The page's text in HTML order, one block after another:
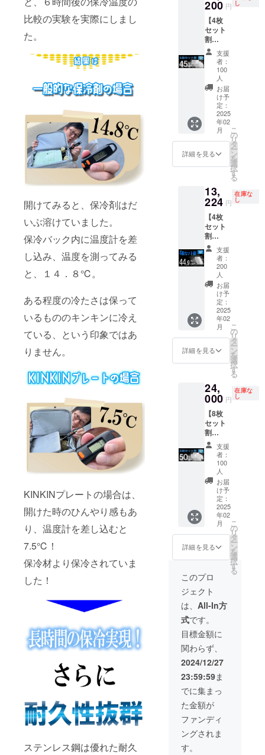
比較の実験を実際にしまし
た。
開けてみると、保冷剤はだ
いぶ溶けていました。
保冷バック内に温度計を差
し込み、温度を測ってみる
と、１４．８℃。
ある程度の冷たさは保って
いるもののキンキンに冷え
ている、という印象ではあ
りません。
KINKINプレートの場合は、
開けた時のひんやり感もあ
り、温度計を差し込むと
7.5℃！
保冷材より保冷されていま
した！
ステンレス鋼は優れた耐久
申し上げま
●プロジェク
ト情報や限
ン、100％還
ペーン情報
を読者限定
で配信中！
も商品
が届か
ない場
合は
キャン
プファ
イヤー
のメッ
セージ
よりご
連絡く
ださ
い。
ます。
※商品代
を安く
する為
に工数
削減を
してお
り、出
荷連絡
は致し
ませ
ん。お
届け予
定日に
なって
も商品
キャン
プファ
イヤー
のメッ
セージ
よりご
連絡く
ださ
い。
締めで
翌月に
配送処
理をし
ていき
ます。
配送処
理後、
早くて
１５
日、遅
くて４
５日程
お届け
までか
かりま
す。 ※
製造状
り出荷
時期が
遅れる
場合が
ござい
ます。
※商品代
を安く
する為
に工数
削減を
してお
り、出
荷連絡
は致し
ませ
ん。お
届け予
が届か
ない場
合は
キャン
プファ
イヤー
のメッ
セージ
よりご
連絡く
ださ
い。
ボック
スや発
泡スチ
ロール
の箱に
入れて
お使い
くださ
い。
【配送
時期】
CAMPF
IREの仕
様上お
届け月
ファン
終了後
ており
ます
が、毎
月月末
締めで
翌月に
配送処
理をし
ていき
ます。
配送処
理後、
早くて
１５
日、遅
くて４
５日程
お届け
までか
かりま
製造状
況によ
り出荷
時期が
遅れる
場合が
ござい
ます。
※商品代
を安く
する為
に工数
削減を
してお
り、出
荷連絡
は致し
ませ
定日に
なって
も商品
が届か
ない場
合は
キャン
プファ
イヤー
のメッ
セージ
よりご
連絡く
ださ
い。
定価
6,000
円）× 3
枚
BBQ（
バーベ
キュー
）、ピ
クニッ
ク、ア
ウトド
ア、
キャン
プ、生
ものの
帰り等
でクー
スや発
泡スチ
ロール
の箱に
入れて
お使い
くださ
い。
【配送
時期】
CAMPF
IREの仕
様上お
届け月
はクラ
ファン
になっ
ており
が、毎
月月末
締めで
翌月に
配送処
理をし
ていき
ます。
配送処
理後、
早くて
１５
日、遅
くて４
５日程
お届け
までか
かりま
す。 ※
製造状
況によ
り出荷
時期が
遅れる
場合が
ござい
ます。
※商品代
を安く
する為
に工数
削減を
してお
り、出
荷連絡
は致し
ませ
ん。お
200 円 し
【4枚
セット
割
45％OF
F】100
名限定
KINKIN
board4
枚 定価
24,000
→13,20
（税・
送料
board（
定価
6,000
円）× 4
枚
BBQ（
バーベ
キュー
）、ピ
クニッ
ク、ア
ウトド
ア、
キャン
プ、生
ものの
帰り等
でクー
スや発
泡スチ
ロール
の箱に
入れて
お使い
くださ
い。
【配送
時期】
CAMPF
IREの仕
様上お
届け月
はクラ
ファン
になっ
ており
が、毎
月月末
締めで
翌月に
配送処
理をし
ていき
ます。
配送処
理後、
早くて
１５
日、遅
くて４
５日程
お届け
までか
かりま
支援
者：
100
人
お届
け予
定：
2025
年02
月
詳細を見る
こ
の
リ
タ
ー
ン
を
選
択
す
る
13,
224 円
在庫な
し
【4枚
セット
割
44.9％O
FF】
200名限
KINKIN
PLATE4
枚 定価
24,000
→13,22
4円
■KINKI
N-
PLATE
（定価
6,000
円）× 4
枚
BBQ（
バーベ
キュー
）、ピ
クニッ
ク、ア
ウトド
ア、
キャン
ものの
お持ち
でクー
ラー
ボック
スや発
ロール
の箱に
入れて
お使い
くださ
い。
【配送
時期】
CAMPF
IREの仕
様上お
届け月
はクラ
支援
者：
200
人
お届
け予
定：
2025
年02
月
詳細を見る
こ
の
リ
タ
ー
ン
を
選
択
す
る
24,
000 円
在庫な
し
【8枚
セット
割
50％OF
F】100
名限定
KINKIN
board8
枚 定価
48,000
→24,00
（税・
送料
N
board（
定価
6,000
円）× 8
枚
BBQ（
バーベ
キュー
）、ピ
クニッ
ク、ア
ウトド
ア、
キャン
プ、生
ものの
お持ち
支援
者：
100
人
お届
け予
定：
2025
年02
月
詳細を見る
こ
の
リ
タ
ー
ン
を
選
択
す
る
このプロ
ジェクト
は、 All-In方
式です。
目標金額に
関わらず、
2024/12/27
23:59:59ま
でに集まっ
た金額が
ファンディ
ングされま
す。